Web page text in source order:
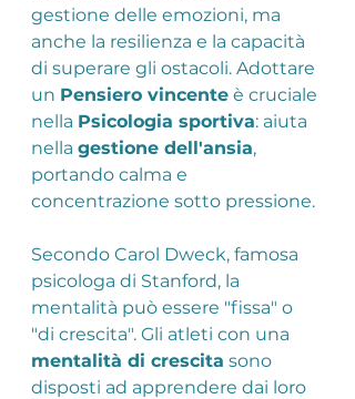
gestione delle emozioni, ma
anche la resilienza e la capacità
di superare gli ostacoli. Adottare
un Pensiero vincente è cruciale
nella Psicologia sportiva: aiuta
nella gestione dell'ansia,
portando calma e
concentrazione sotto pressione.
Secondo Carol Dweck, famosa
psicologa di Stanford, la
mentalità può essere "fissa" o
"di crescita". Gli atleti con una
mentalità di crescita sono
disposti ad apprendere dai loro